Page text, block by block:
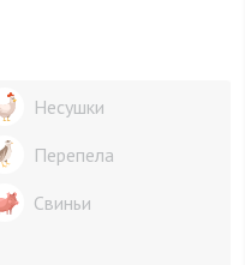
Несушки
Перепела
Свиньи